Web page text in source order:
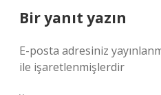
Bir yanıt yazın
E-posta adresiniz
ile işaretlenmişlerdir